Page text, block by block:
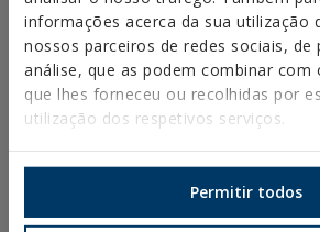
informações acerca da sua utilização
nossos parceiros de redes sociais, de
análise, que as podem combinar com
que lhes forneceu ou recolhidas por
utilização dos respetivos serviços.
Permitir todos
ACESSÓRIOS PARA VINHEDO
CULTIVO PROTEGIDO
VEDAÕES E GAIOLAS
PARAFUSOS PARA TELHADOS E